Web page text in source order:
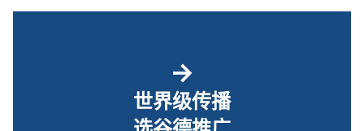
→
世界级传播